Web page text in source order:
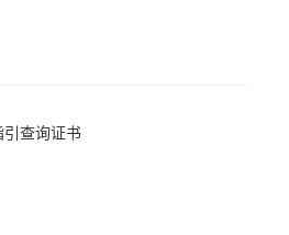
查询证书